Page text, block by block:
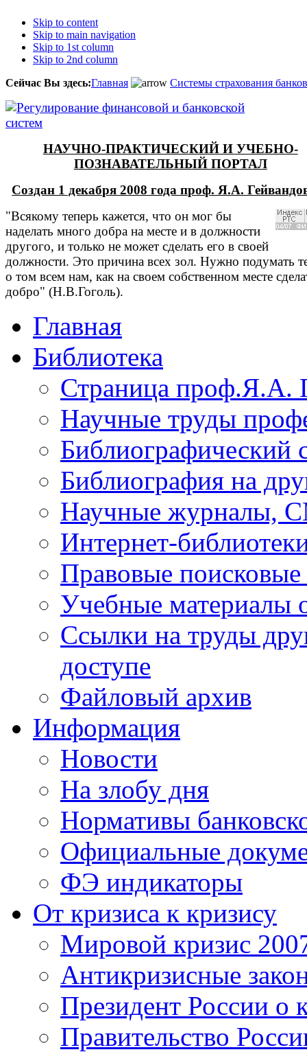
Skip to content
Skip to main navigation
Skip to 1st column
Skip to 2nd column
Сейчас Вы здесь:Главная Системы страхования
НАУЧНО-ПРАКТИЧЕСКИЙ И УЧЕБНО-
ПОЗНАВАТЕЛЬНЫЙ ПОРТАЛ
Создан 1 декабря 2008 года проф. Я.А.
"Всякому теперь кажется, что он мог бы
наделать много добра на месте и в должности
другого, и только не может сделать его в своей
должности. Это причина всех зол. Нужно подумать
о том всем нам, как на своем собственном месте
добро" (Н.В.Гоголь).
Главная
Библиотека
Страница проф.Я.А.
Научные труды
Библиографический
Библиография на
Научные журналы,
Интернет-
Правовые
Учебные материалы
Ссылки на труды
доступе
Файловый архив
Информация
Новости
На злобу дня
Нормативы
Официальные
ФЭ индикаторы
От кризиса к кризису
Мировой кризис
Антикризисные
Президент России о
Правительство